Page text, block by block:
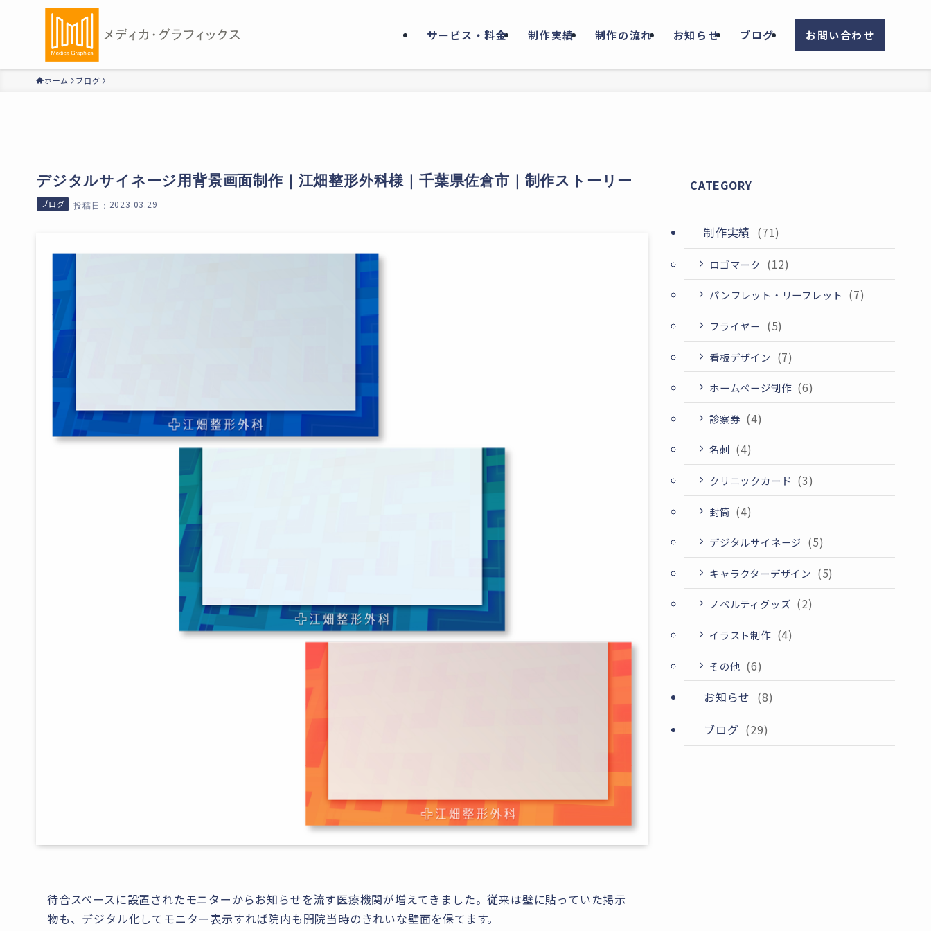
サービス・料金 制作実績 制作の流れ お知らせ ブログ お問い合わせ
ホーム ブログ
デジタルサイネージ用背景画面制作｜江畑整形外科様｜千葉県佐倉市｜制作ストーリー
ブログ 2023.03.29
待合スペースに設置されたモニターからお知らせを流す医療機関が増えてきました。従来は壁に貼っていた掲示
物も、デジタル化してモニター表示すれば院内も開院当時のきれいな壁面を保てます。
CATEGORY
制作実績 (71)
ロゴマーク (12)
パンフレット・リーフレット (7)
フライヤー (5)
看板デザイン (7)
ホームページ制作 (6)
診察券 (4)
名刺 (4)
クリニックカード (3)
封筒 (4)
デジタルサイネージ (5)
キャラクターデザイン (5)
ノベルティグッズ (2)
イラスト制作 (4)
その他 (6)
お知らせ (8)
ブログ (29)